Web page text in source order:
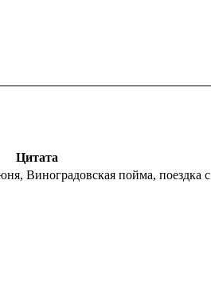
Цитата
Виноградовская пойма, поездка с